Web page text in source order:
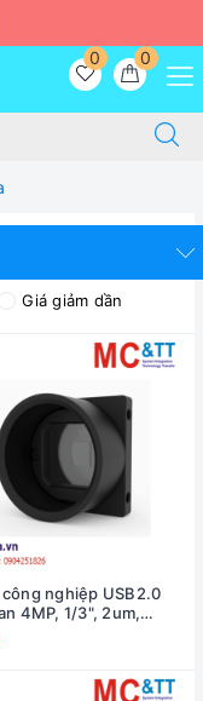
0
0
Giá giảm dần
nghiệp USB2.0
4MP, 1/3", 2um,
13fps MindVision